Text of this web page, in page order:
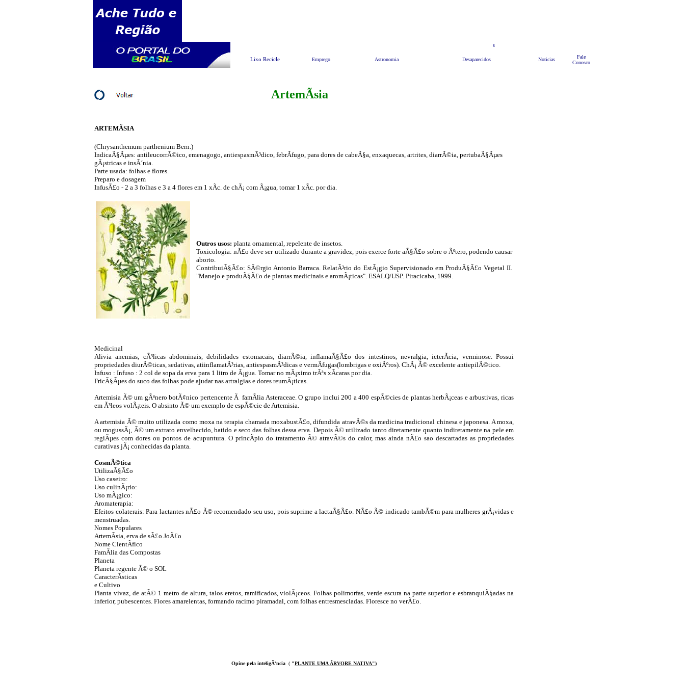
sAnuncie
Lixo Recicle Emprego Astronomia Desaparecidos Noticias
Fale
Conosco
ArtemÃ­sia
ARTEMÃSIA
(Chrysanthemum parthenium Bern.)
IndicaÃ§Ãµes: antileucorrÃ©ico, emenagogo, antiespasmÃ³dico, febrÃ­fugo, para dores de cabeÃ§a, enxaquecas, artrites, diarrÃ©ia, pertubaÃ§Ãµes
gÃ¡stricas e insÃ´nia.
Parte usada: folhas e flores.
Preparo e dosagem
InfusÃ£o - 2 a 3 folhas e 3 a 4 flores em 1 xÃ­c. de chÃ¡ com Ã¡gua, tomar 1 xÃ­c. por dia.
Outros usos: planta ornamental, repelente de insetos.
Toxicologia: nÃ£o deve ser utilizado durante a gravidez, pois exerce forte aÃ§Ã£o sobre o Ãºtero, podendo causar
aborto.
ContribuiÃ§Ã£o: SÃ©rgio Antonio Barraca. RelatÃ³rio do EstÃ¡gio Supervisionado em ProduÃ§Ã£o Vegetal II.
"Manejo e produÃ§Ã£o de plantas medicinais e aromÃ¡ticas". ESALQ/USP. Piracicaba, 1999.
Medicinal
Alivia anemias, cÃ³licas abdominais, debilidades estomacais, diarrÃ©ia, inflamaÃ§Ã£o dos intestinos, nevralgia, icterÃ­cia, verminose. Possui
propriedades diurÃ©ticas, sedativas, atiinflamatÃ³rias, antiespasmÃ³dicas e vermÃ­fugas(lombrigas e oxiÃºros). ChÃ¡ Ã© excelente antiepilÃ©tico.
Infuso : Infuso : 2 col de sopa da erva para 1 litro de Ã¡gua. Tomar no mÃ¡ximo trÃªs xÃ­caras por dia.
FricÃ§Ãµes do suco das folhas pode ajudar nas artralgias e dores reumÃ¡ticas.
Artemisia Ã© um gÃªnero botÃ¢nico pertencente Ã famÃ­lia Asteraceae. O grupo inclui 200 a 400 espÃ©cies de plantas herbÃ¡ceas e arbustivas, ricas
em Ã³leos volÃ¡teis. O absinto Ã© um exemplo de espÃ©cie de Artemisia.
A artemisia Ã© muito utilizada como moxa na terapia chamada moxabustÃ£o, difundida atravÃ©s da medicina tradicional chinesa e japonesa. A moxa,
ou mogussÃ¡, Ã© um extrato envelhecido, batido e seco das folhas dessa erva. Depois Ã© utilizado tanto diretamente quanto indiretamente na pele em
regiÃµes com dores ou pontos de acupuntura. O princÃ­pio do tratamento Ã© atravÃ©s do calor, mas ainda nÃ£o sao descartadas as propriedades
curativas jÃ¡ conhecidas da planta.
CosmÃ©tica
UtilizaÃ§Ã£o
Uso caseiro:
Uso culinÃ¡rio:
Uso mÃ¡gico:
Aromaterapia:
Efeitos colaterais: Para lactantes nÃ£o Ã© recomendado seu uso, pois suprime a lactaÃ§Ã£o. NÃ£o Ã© indicado tambÃ©m para mulheres grÃ¡vidas e
menstruadas.
Nomes Populares
ArtemÃ­sia, erva de sÃ£o JoÃ£o
Nome CientÃ­fico
FamÃ­lia das Compostas
Planeta
Planeta regente Ã© o SOL
CaracterÃ­sticas
e Cultivo
Planta vivaz, de atÃ© 1 metro de altura, talos eretos, ramificados, violÃ¡ceos. Folhas polimorfas, verde escura na parte superior e esbranquiÃ§adas na
inferior, pubescentes. Flores amarelentas, formando racimo piramadal, com folhas entresmescladas. Floresce no verÃ£o.
Opine pela inteligÃªncia ( "PLANTE UMA ÃRVORE NATIVA")